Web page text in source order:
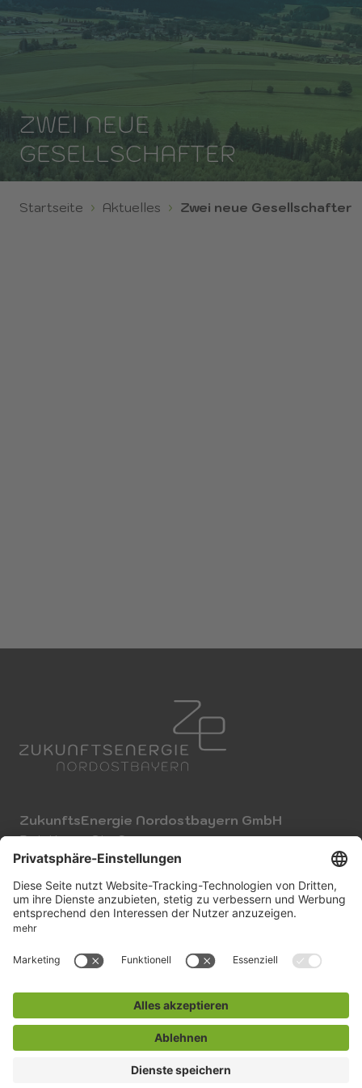
ZWEI NEUE
GESELLSCHAFTER
Startseite Aktuelles Zwei neue Gesellschafter
ZukunftsEnergie Nordostbayern GmbH
Rot-Kreuz-Str. 6
95632 Wunsiedel
T0 92 32 / 8 87-0
Einfo@zenob.de
Datenschutz